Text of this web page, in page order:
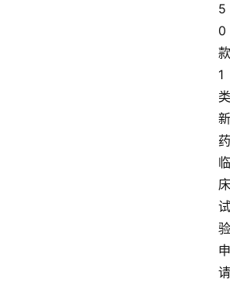
5
0
款
1
类
新
药
临
床
试
验
申
请